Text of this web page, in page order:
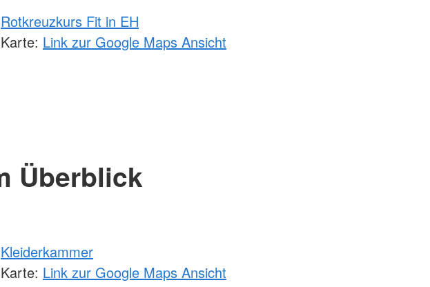
Rotkreuzkurs Fit in EH
Karte: Link zur Google Maps Ansicht
Überblick
Kleiderkammer
Karte: Link zur Google Maps Ansicht